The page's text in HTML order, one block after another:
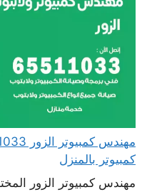
كمبيوتر بالمنزل
مهندس كمبيوتر الزور